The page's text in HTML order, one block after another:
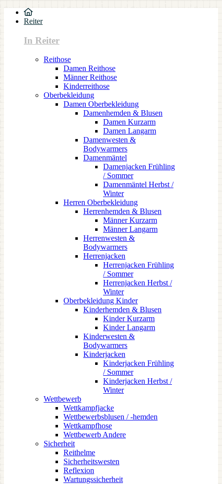
Reiter
In Reiter
Reithose
Damen Reithose
Männer Reithose
Kinderreithose
Oberbekleidung
Damen Oberbekleidung
Damenhemden & Blusen
Damen Kurzarm
Damen Langarm
Damenwesten &
Bodywarmers
Damenmäntel
Damenjacken Frühling
/ Sommer
Damenmäntel Herbst /
Winter
Herren Oberbekleidung
Herrenhemden & Blusen
Männer Kurzarm
Männer Langarm
Herrenwesten &
Bodywarmers
Herrenjacken
Herrenjacken Frühling
/ Sommer
Herrenjacken Herbst /
Winter
Oberbekleidung Kinder
Kinderhemden & Blusen
Kinder Kurzarm
Kinder Langarm
Kinderwesten &
Bodywarmers
Kinderjacken
Kinderjacken Frühling
/ Sommer
Kinderjacken Herbst /
Winter
Wettbewerb
Wettkampfjacke
Wettbewerbsblusen / -hemden
Wettkampfhose
Wettbewerb Andere
Sicherheit
Reithelme
Sicherheitswesten
Reflexion
Wartungssicherheit